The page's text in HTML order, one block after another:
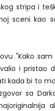
stripa i
sceni kao
"Kako
i
kada bi to
sa